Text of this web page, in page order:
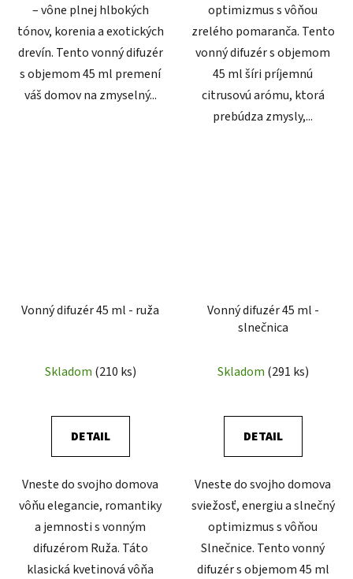
– vône plnej hlbokých
tónov, korenia a exotických
drevín. Tento vonný difuzér
s objemom 45 ml premení
váš domov na zmyselný...
optimizmus s vôňou
zrelého pomaranča. Tento
vonný difuzér s objemom
45 ml šíri príjemnú
citrusovú arómu, ktorá
prebúdza zmysly,...
Vonný difuzér 45 ml - ruža
Skladom (210 ks)
DETAIL
Vneste do svojho domova
vôňu elegancie, romantiky
a jemnosti s vonným
difuzérom Ruža. Táto
klasická kvetinová vôňa
Vonný difuzér 45 ml -
slnečnica
Skladom (291 ks)
DETAIL
Vneste do svojho domova
sviežosť, energiu a slnečný
optimizmus s vôňou
Slnečnice. Tento vonný
difuzér s objemom 45 ml